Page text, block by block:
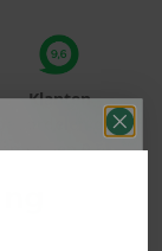
Klanten
beoordelen ons
met een 9,6!